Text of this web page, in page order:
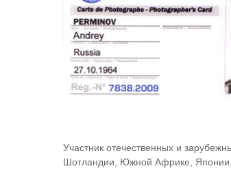
Участник отечественных и
Шотландии, Южной Африке, Японии,